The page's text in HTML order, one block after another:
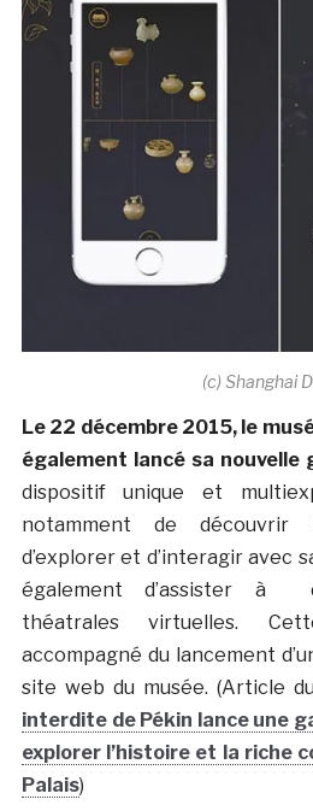
(c) Shanghai
Le 22 décembre 2015, le
également lancé sa nouvelle
dispositif unique et
notamment de découvrir
d’explorer et d’interagir avec
également d’assister à
théatrales virtuelles.
accompagné du lancement
site web du musée. (Article
interdite de Pékin lance une
explorer l’histoire et la riche
Palais)